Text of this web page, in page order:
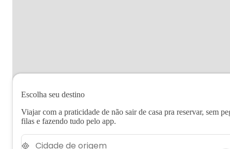
Escolha seu destino
Viajar com a praticidade de não sair de casa pra reservar, sem
filas e fazendo tudo pelo app.